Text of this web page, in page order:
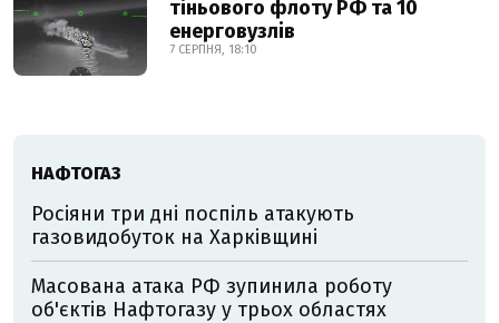
тіньового флоту РФ та 10
енерговузлів
7 СЕРПНЯ, 18:10
НАФТОГАЗ
Росіяни три дні поспіль атакують
газовидобуток на Харківщині
Масована атака РФ зупинила роботу
об'єктів Нафтогазу у трьох областях